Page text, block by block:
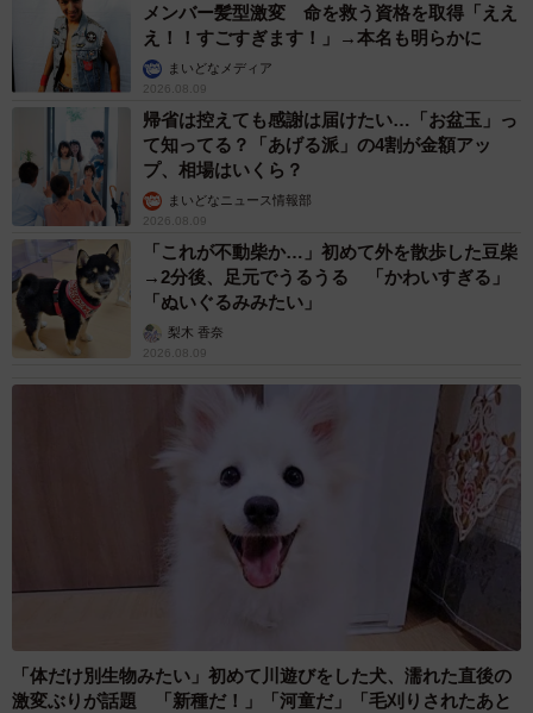
メンバー髪型激変 命を救う資格を取得「ええ
え！！すごすぎます！」→本名も明らかに
まいどなメディア
2026.08.09
帰省は控えても感謝は届けたい…「お盆玉」っ
て知ってる？「あげる派」の4割が金額アッ
プ、相場はいくら？
まいどなニュース情報部
2026.08.09
「これが不動柴か…」初めて外を散歩した豆柴
→2分後、足元でうるうる 「かわいすぎる」
「ぬいぐるみみたい」
梨木 香奈
2026.08.09
「体だけ別生物みたい」初めて川遊びをした犬、濡れた直後の
激変ぶりが話題 「新種だ！」「河童だ」「毛刈りされたあと